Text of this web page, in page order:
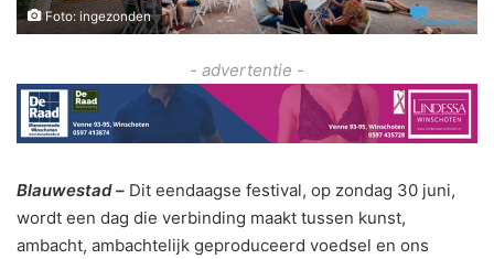
Foto: ingezonden
- advertentie -
Blauwestad – Dit eendaagse festival, op zondag 30 juni,
wordt een dag die verbinding maakt tussen kunst,
ambacht, ambachtelijk geproduceerd voedsel en ons